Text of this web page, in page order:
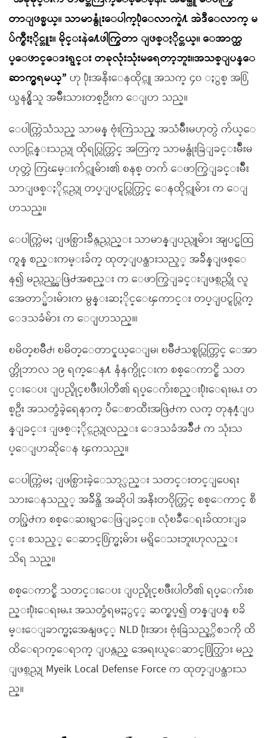
တာျဖစ္မယ္။ သာမာန္ဗုံးေပါက္႐ုံေလာက္နဲ႔ အဲဒီေလာက္ မ
ပ်က္စီးႏိုင္ဘူး။ မိုင္းနဲ႔ေဖါက္ခြဲတာ ျဖစ္ႏိုင္တယ္။ ေအာက္ထ
ပ္ေဖာင္ေဒးရွင္း တခုလုံးသုံးမရေတာ့ဘူး။အသစ္ျပန္ေ
ဆာက္မွရမယ္” ဟု ႐ုံးအနီးေနထိုင္သူ အသက္ ၄၀ ႏွစ္ အ႐ြ
ယ္ခန႔္ရွိသူ အမ်ိဳးသားတစ္ဦးက ေျပာ သည္။
ေပါက္ကြဲသံသည္ သာမန္ ဗုံးကြဲသည့္ အသံမ်ိဳးမဟုတ္ပဲ က်ယ္ေ
လာင္လြန္းသည္ဟု ထိုရပ္ကြက္တြင္ အတြက္ သာမန္ဗုံးခြဲျခင္းမ်ိဳးမ
ဟုတ္ဘဲ ကြၽမ္းက်င္သူမ်ား၏ စနစ္ တက် ေဖာက္ခြဲျခင္းမ်ိဳး
သာျဖစ္ႏိုင္သည္ဟု တပ္ျပင္ရပ္ကြက္တြင္ ေနထိုင္သူမ်ား က ေျ
ပာသည္။
ေပါက္ကြဲမႈ ျဖစ္ပြားခ်ိန္သည္လည္း သာမာန္ျပည္သူမ်ား အျပင္မထြ
က္ရန္ စည္းကမ္းခ်က္ ထုတ္ျပန္ထားသည့္ အခ်ိန္ျဖစ္ေ
န၍ မည္သည့္အဖြဲ႕အစည္း က ေဖာက္ခြဲျခင္းျဖစ္သည္ကို လူ
အေတာ္မ်ားမ်ားက မွန္းဆႏိုင္ေၾကာင္း တပ္ျပင္ရပ္ကြက္
ေဒသခံမ်ား က ေျပာသည္။၊
ၿမိတ္ၿမိဳ႕၊ ၿမိတ္ေတာင္နယ္ေျမ၊ ၿမိဳ႕သစ္ရပ္ကြက္တြင္ ေအာ
က္တိုဘာလ ၁၉ ရက္ေန႔ နံနက္ပိုင္းက စစ္ေကာင္စီ သတ
င္းေပး ျပည္ခိုင္ၿဖိဳးပါတီ၏ ရပ္ေက်းစည္း႐ုံးေရးမႉး တ
စ္ဦး အသတ္ခံခဲ့ရေနာက္ ပ်ဴေစာထီးအဖြဲ႕က လက္ တုန႔္ျပ
န္ျခင္း ျဖစ္ႏိုင္သည္ဟုလည္း ေဒသခံအခ်ိဳ႕ က သုံးသ
ပ္ေျပာဆိုေန ၾကသည္။
ေပါက္ကြဲမႈ ျဖစ္ပြားခဲ့ေသာ္လည္း သတင္းတင္ျပေရး
သားေနသည့္ အခ်ိန္ထိ အဆိုပါ အနီးတဝိုက္တြင္ စစ္ေကာင္ စီ
တပ္ဖြဲ႕က စစ္ေဆးရွာေဖြျခင္း၊ လုံၿခဳံေရးခ်ထားျခ
င္း စသည့္ ေဆာင္႐ြက္မႈမ်ား မရွိေသးဘူးဟုလည္း
သိရ သည္။
စစ္ေကာင္စီ သတင္းေပး ျပည္ခိုင္ၿဖိဳးပါတီ၏ ရပ္ေက်းစ
ည္း႐ုံးေရးမႉး အသတ္ခံရမႈႏွင့္ ဆက္စပ္၍ တန္ျပန္ ၿခိ
မ္းေျခာက္မႈအေနျဖင့္ NLD ႐ုံးအား ဗုံးခြဲသည့္ကိစၥကို ထိ
ထိေရာက္ေရာက္ ျပန္လည္ အေရးယူေဆာင္႐ြက္သြား မည္
ျဖစ္သည္ဟု Myeik Local Defense Force က ထုတ္ျပန္ထားသ
ည္။